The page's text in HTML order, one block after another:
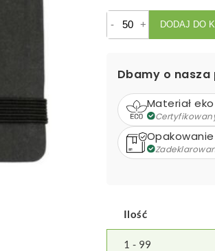
-
ilość
karteczki
samoprzylepne
+ DODAJ DO
Dbamy o nasza
Materiał eko
Ilość
1 - 99